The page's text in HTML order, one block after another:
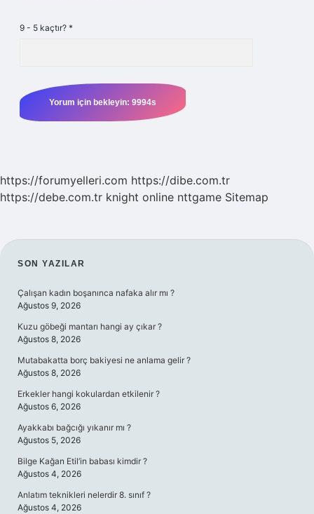
9 - 5 kaçtır? *
https://forumyelleri.com https://dibe.com.tr
https://debe.com.tr knight online nttgame Sitemap
SIDEBAR
SON YAZILAR
Çalışan kadın boşanınca nafaka alır mı ?
Ağustos 9, 2026
Kuzu göbeği mantarı hangi ay çıkar ?
Ağustos 8, 2026
Mutabakatta borç bakiyesi ne anlama gelir ?
Ağustos 8, 2026
Erkekler hangi kokulardan etkilenir ?
Ağustos 6, 2026
Ayakkabı bağcığı yıkanır mı ?
Ağustos 5, 2026
Bilge Kağan Etil’in babası kimdir ?
Ağustos 4, 2026
Anlatım teknikleri nelerdir 8. sınıf ?
Ağustos 4, 2026